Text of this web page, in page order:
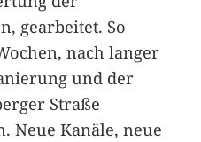
gearbeitet. So
nach langer
und der
Straße
Neue Kanäle, neue